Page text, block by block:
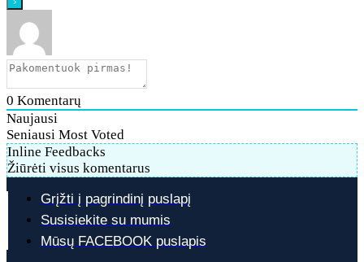
0 Komentarų
Naujausi
Seniausi Most Voted
Inline Feedbacks
Žiūrėti visus komentarus
Grįžti į pagrindinį puslapį
Susisiekite su mumis
Mūsų FACEBOOK puslapis